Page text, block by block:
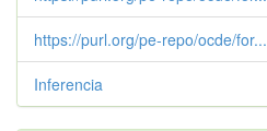
https://purl.org/pe-repo/ocde/for...
Inferencia